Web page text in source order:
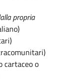
propria
cartaceo o